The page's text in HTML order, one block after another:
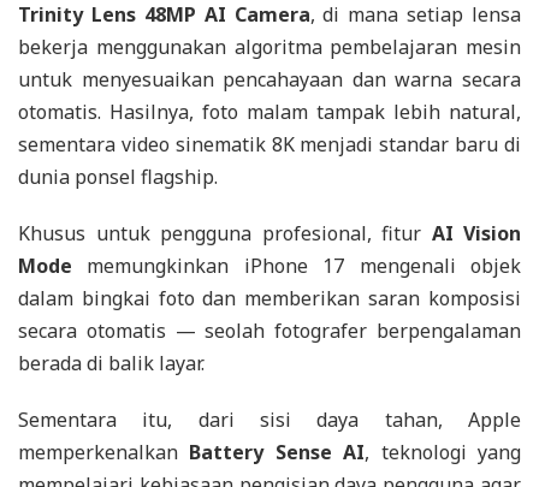
Trinity Lens 48MP AI Camera, di mana setiap lensa
bekerja menggunakan algoritma pembelajaran mesin
untuk menyesuaikan pencahayaan dan warna secara
otomatis. Hasilnya, foto malam tampak lebih natural,
sementara video sinematik 8K menjadi standar baru di
dunia ponsel flagship.
Khusus untuk pengguna profesional, fitur AI Vision
Mode memungkinkan iPhone 17 mengenali objek
dalam bingkai foto dan memberikan saran komposisi
secara otomatis — seolah fotografer berpengalaman
berada di balik layar.
Sementara itu, dari sisi daya tahan, Apple
memperkenalkan Battery Sense AI, teknologi yang